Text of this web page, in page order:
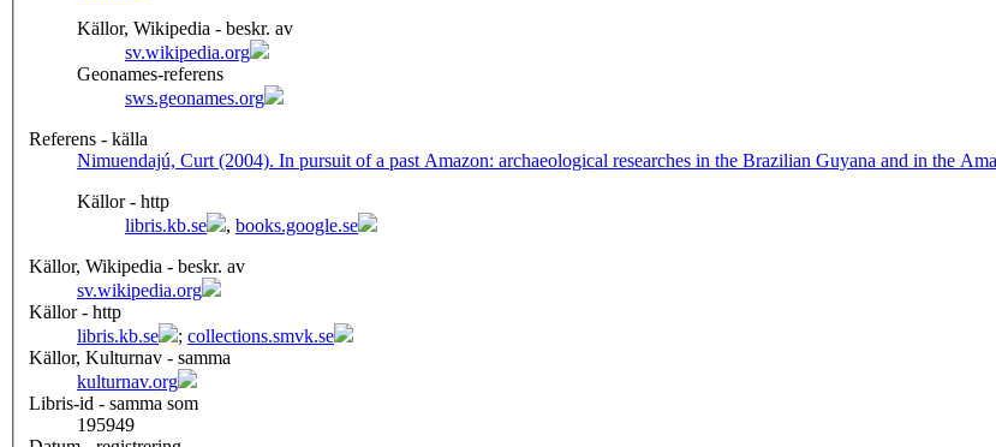
Källor, Wikipedia - beskr. av
sv.wikipedia.org
Geonames-referens
sws.geonames.org
Referens - källa
Nimuendajú, Curt (2004). In pursuit of a past Amazon: archaeological researches in the Brazilian Guyana and in the
Källor - http
libris.kb.se
, books.google.se
Källor, Wikipedia - beskr. av
sv.wikipedia.org
Källor - http
libris.kb.se
; collections.smvk.se
Källor, Kulturnav - samma
kulturnav.org
Libris-id - samma som
195949